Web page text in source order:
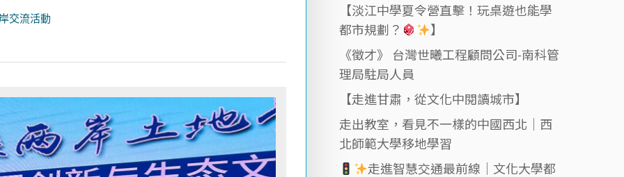
交流活動
【淡江中學夏令營直擊！玩桌遊也能學
都市規劃？
】
《徵才》 台灣世曦工程顧問公司-南科管
理局駐局人員
【走進甘肅，從文化中閱讀城市】
走出教室，看見不一樣的中國西北｜西
北師範大學移地學習
走進智慧交通最前線｜文化大學都